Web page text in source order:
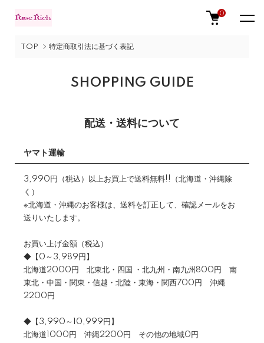
0
TOP 特定商取引法に基づく表記
SHOPPING GUIDE
配送・送料について
ヤマト運輸
3,990円（税込）以上お買上で送料無料!!（北海道・沖縄除
く）
※北海道・沖縄のお客様は、送料を訂正して、確認メールをお
送りいたします。
お買い上げ金額（税込）
◆【0～3,989円】
北海道2000円 北東北・四国 ・北九州・南九州800円 南
東北・中国・関東・信越・北陸・東海・関西700円 沖縄
2200円
◆【3,990～10,999円】
北海道1000円 沖縄2200円 その他の地域0円